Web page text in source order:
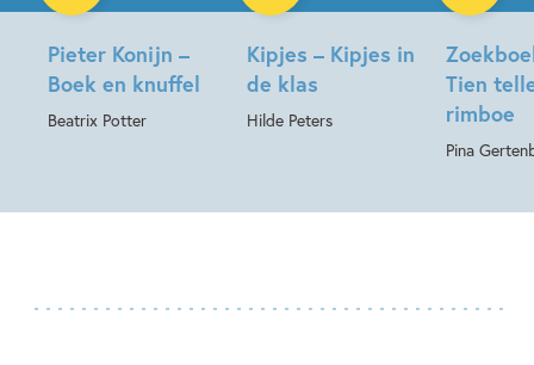
Pieter Konijn –
Boek en knuffel
Beatrix Potter
Kipjes – Kipjes in
de klas
Hilde Peters
Tien
rimboe
Pina